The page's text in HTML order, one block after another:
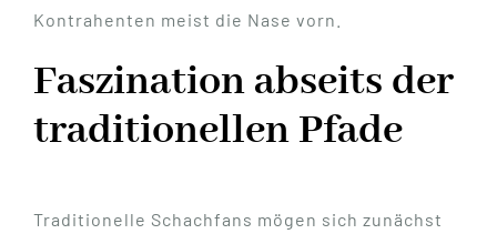
Kontrahenten meist die Nase vorn.
Faszination abseits der
traditionellen Pfade
Traditionelle Schachfans mögen sich zunächst